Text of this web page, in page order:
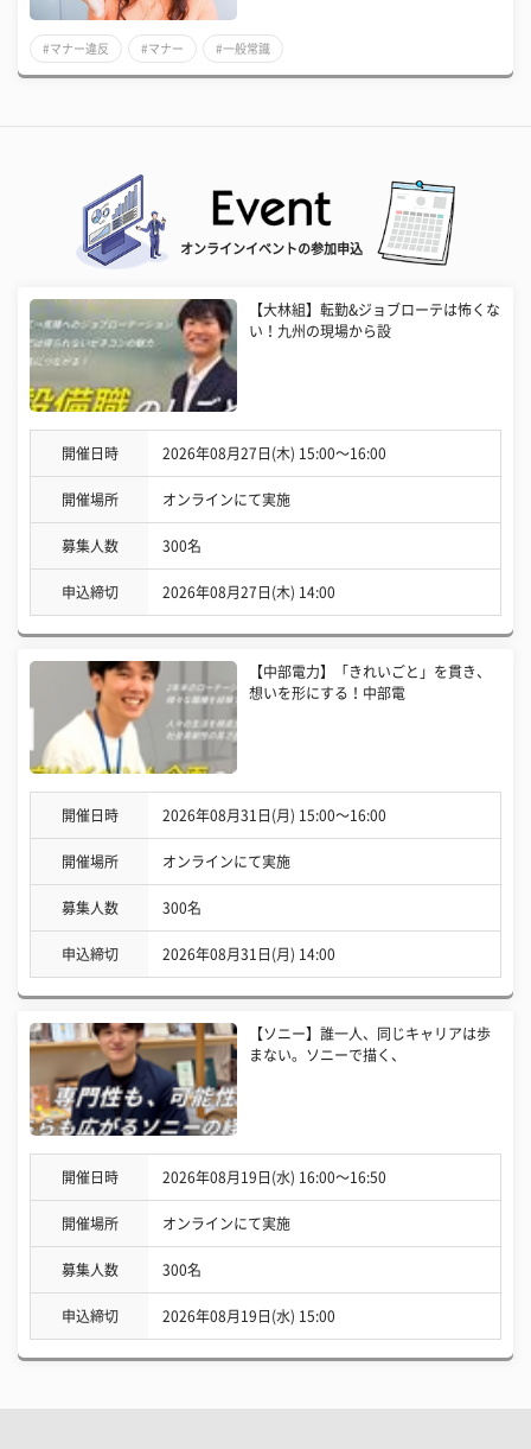
#マナー違反 #マナー #一般常識
オンラインイベントの参加申込
【大林組】転勤&ジョブローテは怖くな
い！九州の現場から設
開催日時 2026年08月27日(木) 15:00〜16:00
開催場所 オンラインにて実施
募集人数 300名
申込締切 2026年08月27日(木) 14:00
【中部電力】「きれいごと」を貫き、
想いを形にする！中部電
開催日時 2026年08月31日(月) 15:00〜16:00
開催場所 オンラインにて実施
募集人数 300名
申込締切 2026年08月31日(月) 14:00
【ソニー】誰一人、同じキャリアは歩
まない。ソニーで描く、
開催日時 2026年08月19日(水) 16:00〜16:50
開催場所 オンラインにて実施
募集人数 300名
申込締切 2026年08月19日(水) 15:00